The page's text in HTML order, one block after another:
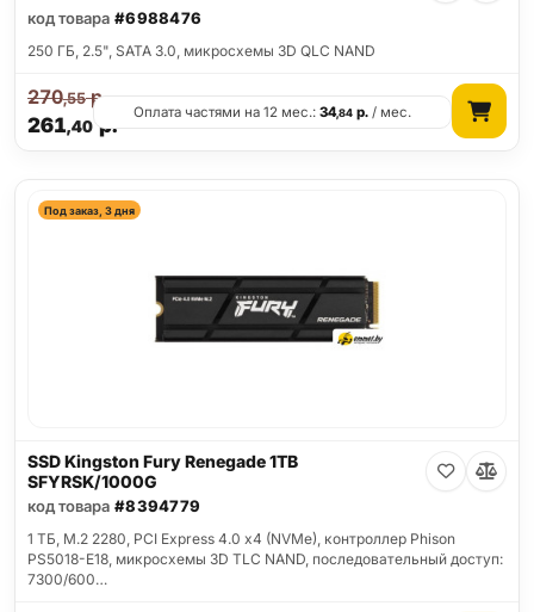
код товара #6988476
250 ГБ, 2.5", SATA 3.0, микросхемы 3D QLC NAND
261,40р.
270,55р.
Оплата частями на 12 мес.:34,84 р. / мес.
Под заказ, 3 дня
SSD Kingston Fury Renegade 1TB
SFYRSK/1000G
код товара #8394779
1 ТБ, M.2 2280, PCI Express 4.0 x4 (NVMe), контроллер Phison
PS5018-E18, микросхемы 3D TLC NAND, последовательный доступ:
7300/600…